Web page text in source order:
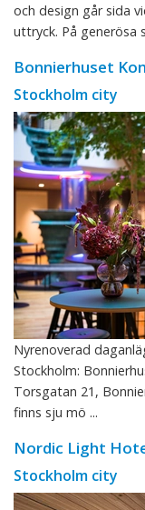
och design går sida
uttryck. På generösa
Bonnierhuset
Stockholm city
Nyrenoverad
Stockholm:
Torsgatan 21,
finns sju mö ...
Nordic Light
Stockholm city